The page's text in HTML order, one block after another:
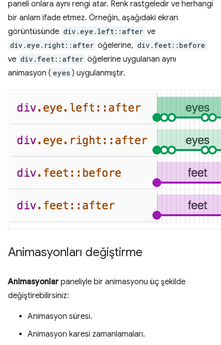
paneli onlara aynı rengi atar. Renk rastgeledir ve herhangi
bir anlam ifade etmez. Örneğin, aşağıdaki ekran
görüntüsünde div.eye.left::after ve
div.eye.right::after öğelerine, div.feet::before
ve div.feet::after öğelerine uygulanan aynı
animasyon ( eyes ) uygulanmıştır.
Animasyonları değiştirme
Animasyonlar paneliyle bir animasyonu üç şekilde
değiştirebilirsiniz:
Animasyon süresi.
Animasyon karesi zamanlamaları.